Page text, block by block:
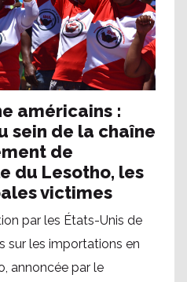
américains :
sein de la chaîne
de
du Lesotho, les
victimes
par les États-Unis de
sur les importations en
annoncée par le